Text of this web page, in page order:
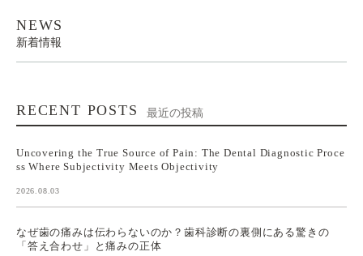
NEWS
新着情報
RECENT POSTS 最近の投稿
Uncovering the True Source of Pain: The Dental Diagnostic Proce
ss Where Subjectivity Meets Objectivity
2026.08.03
なぜ歯の痛みは伝わらないのか？歯科診断の裏側にある驚きの
「答え合わせ」と痛みの正体